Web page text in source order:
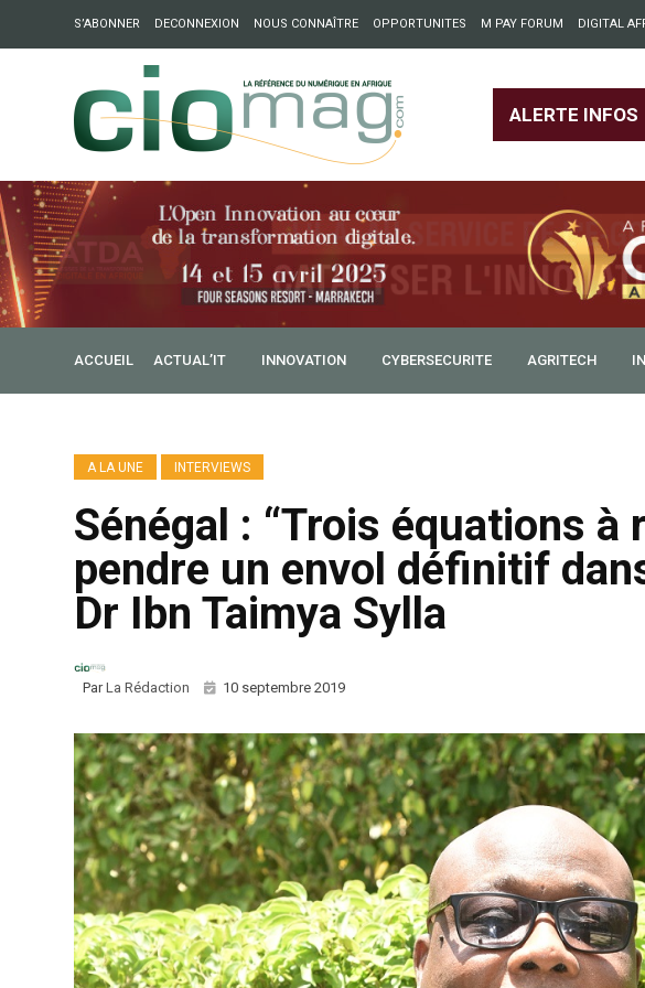
S’ABONNER DECONNEXION NOUS CONNAÎTRE OPPORTUNITES M PAY FORUM DIGITAL
ALERTE INFOS
: Partech Shaker lance Chapter54 pour créer des ponts entre l’Europe et
ACCUEIL ACTUAL’IT INNOVATION CYBERSECURITE AGRITECH
A LA UNE INTERVIEWS
Sénégal : “Trois équations à
pendre un envol définitif
Dr Ibn Taimya Sylla
ParLa Rédaction 10 septembre 2019